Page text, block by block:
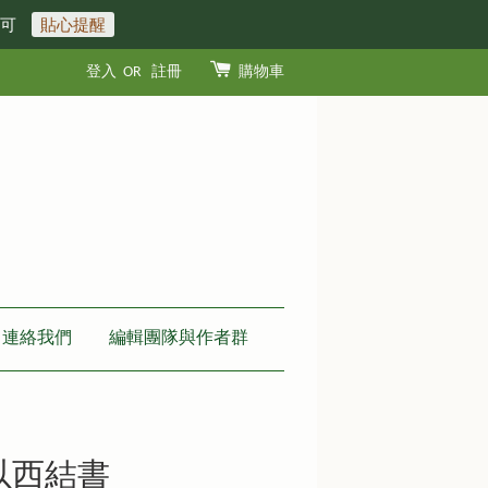
貼心提醒
登入 OR 註冊 購物車
連絡我們 編輯團隊與作者群
西結書